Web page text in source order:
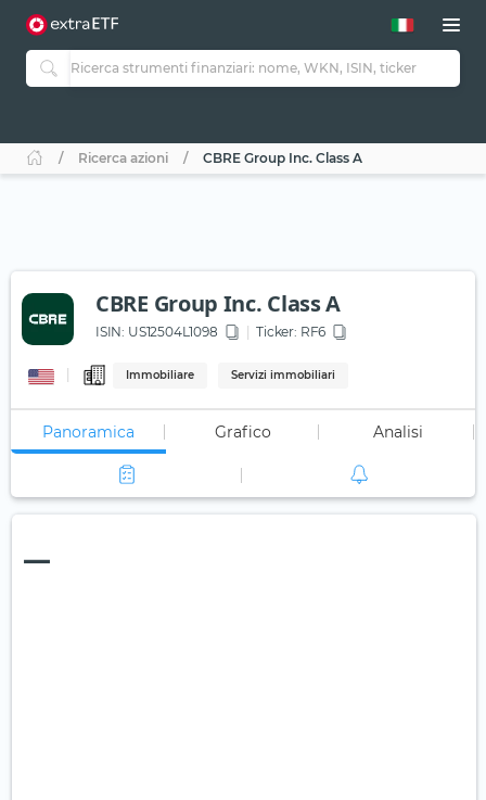
Ricerca azioni CBRE Group Inc. Class A
CBRE Group Inc. Class A
ISIN: US12504L1098 Ticker: RF6
Immobiliare Servizi immobiliari
Panoramica Grafico Analisi
—